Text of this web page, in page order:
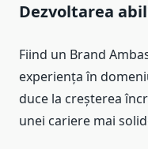
Dezvoltarea
Fiind un Brand
experiența în
duce la creșterea
unei cariere mai